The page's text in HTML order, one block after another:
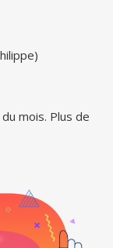
mois. Plus de